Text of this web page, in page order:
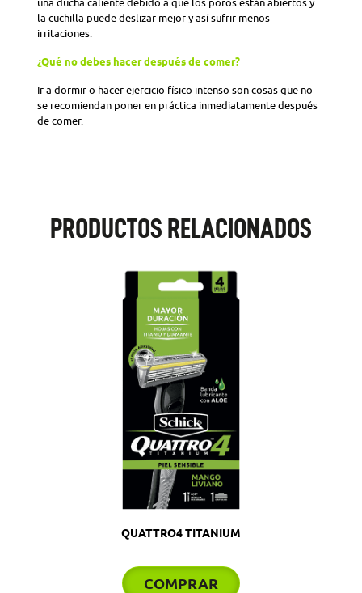
una ducha caliente debido a que los poros están abiertos y
la cuchilla puede deslizar mejor y así sufrir menos
irritaciones.
¿Qué no debes hacer después de comer?
Ir a dormir o hacer ejercicio físico intenso son cosas que no
se recomiendan poner en práctica inmediatamente después
de comer.
PRODUCTOS RELACIONADOS
QUATTRO4 TITANIUM
COMPRAR